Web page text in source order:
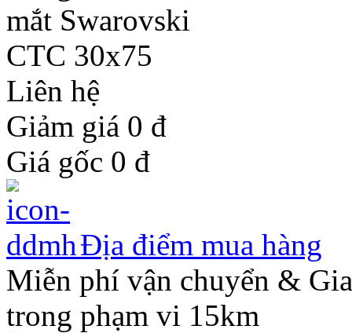
Liên hệ
Giảm giá 0 đ
Giá gốc 0 đ
Địa điểm mua hàng
Miễn phí vận chuyển &
trong phạm vi 15km